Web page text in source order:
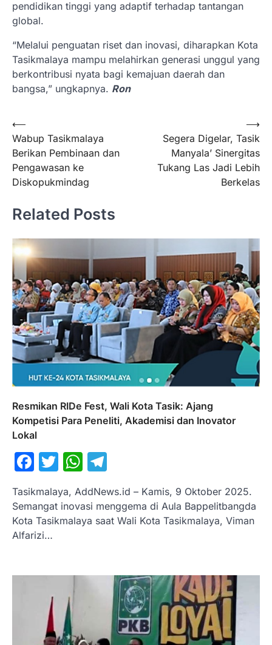
pendidikan tinggi yang adaptif terhadap tantangan
global.
“Melalui penguatan riset dan inovasi, diharapkan Kota
Tasikmalaya mampu melahirkan generasi unggul yang
berkontribusi nyata bagi kemajuan daerah dan
bangsa,” ungkapnya. Ron
Navigasi
pos
⟵
Wabup Tasikmalaya
Berikan Pembinaan dan
Pengawasan ke
Diskopukmindag
Segera Digelar, Tasik
Manyala’ Sinergitas
Tukang Las Jadi Lebih
Berkelas
⟶
Related Posts
Resmikan RIDe Fest, Wali Kota Tasik: Ajang
Kompetisi Para Peneliti, Akademisi dan Inovator
Lokal
Facebook
TwitterWhatsApp
Tasikmalaya, AddNews.id – Kamis, 9 Oktober 2025.
Semangat inovasi menggema di Aula Bappelitbangda
Kota Tasikmalaya saat Wali Kota Tasikmalaya, Viman
Alfarizi…